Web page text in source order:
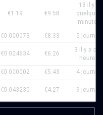
€1.19 €9.58
18 il y a
quelques
minutes
€0.000073 €8.33 5 journée
€0.024634 €6.26
3 il y a des
heures
€0.000002 €5.43 4 journée
€0.043230 €4.27 9 journée